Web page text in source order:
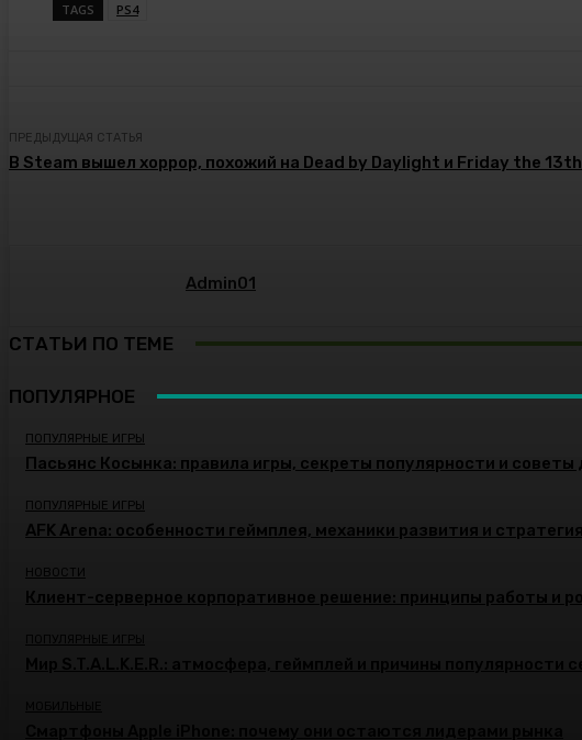
TAGS PS4
ПРЕДЫДУЩАЯ СТАТЬЯ
В Steam вышел хоррор, похожий на Dead by Daylight и Friday the
Admin01
СТАТЬИ ПО ТЕМЕ
ПОПУЛЯРНОЕ
ПОПУЛЯРНЫЕ ИГРЫ
Пасьянс Косынка: правила игры, секреты популярности и
ПОПУЛЯРНЫЕ ИГРЫ
AFK Arena: особенности геймплея, механики развития и
НОВОСТИ
Клиент-серверное корпоративное решение: принципы работы и